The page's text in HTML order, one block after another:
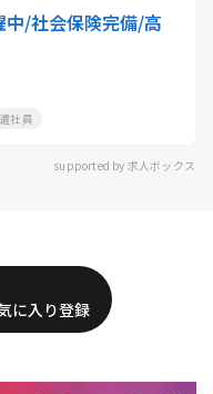
/社会保険完備/高
社員
supported by 求人ボックス
に入り登録